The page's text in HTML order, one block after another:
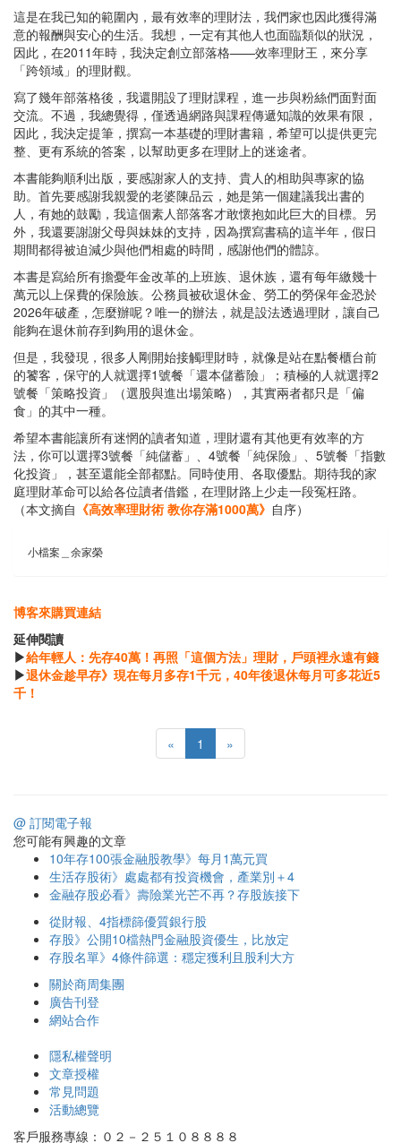
這是在我已知的範圍內，最有效率的理財法，我們家也因此獲得滿
意的報酬與安心的生活。我想，一定有其他人也面臨類似的狀況，
因此，在2011年時，我決定創立部落格——效率理財王，來分享
「跨領域」的理財觀。
寫了幾年部落格後，我還開設了理財課程，進一步與粉絲們面對面
交流。不過，我總覺得，僅透過網路與課程傳遞知識的效果有限，
因此，我決定提筆，撰寫一本基礎的理財書籍，希望可以提供更完
整、更有系統的答案，以幫助更多在理財上的迷途者。
本書能夠順利出版，要感謝家人的支持、貴人的相助與專家的協
助。首先要感謝我親愛的老婆陳品云，她是第一個建議我出書的
人，有她的鼓勵，我這個素人部落客才敢懷抱如此巨大的目標。另
外，我還要謝謝父母與妹妹的支持，因為撰寫書稿的這半年，假日
期間都得被迫減少與他們相處的時間，感謝他們的體諒。
本書是寫給所有擔憂年金改革的上班族、退休族，還有每年繳幾十
萬元以上保費的保險族。公務員被砍退休金、勞工的勞保年金恐於
2026年破產，怎麼辦呢？唯一的辦法，就是設法透過理財，讓自己
能夠在退休前存到夠用的退休金。
但是，我發現，很多人剛開始接觸理財時，就像是站在點餐櫃台前
的饕客，保守的人就選擇1號餐「還本儲蓄險」；積極的人就選擇2
號餐「策略投資」（選股與進出場策略），其實兩者都只是「偏
食」的其中一種。
希望本書能讓所有迷惘的讀者知道，理財還有其他更有效率的方
法，你可以選擇3號餐「純儲蓄」、4號餐「純保險」、5號餐「指數
化投資」，甚至還能全部都點。同時使用、各取優點。期待我的家
庭理財革命可以給各位讀者借鑑，在理財路上少走一段冤枉路。
（本文摘自 《高效率理財術 教你存滿1000萬》 自序）
小檔案＿余家榮
博客來購買連結
延伸閱讀
▶給年輕人：先存40萬！再照「這個方法」理財，戶頭裡永遠有錢
▶退休金趁早存》現在每月多存1千元，40年後退休每月可多花近5
千！
« 1 »
@ 訂閱電子報
您可能有興趣的文章
10年存100張金融股教學》每月1萬元買
生活存股術》處處都有投資機會，產業別＋4
金融存股必看》壽險業光芒不再？存股族接下
從財報、4指標篩優質銀行股
存股》公開10檔熱門金融股資優生，比放定
存股名單》4條件篩選：穩定獲利且股利大方
關於商周集團
廣告刊登
網站合作
隱私權聲明
文章授權
常見問題
活動總覽
客戶服務專線：０２－２５１０８８８８